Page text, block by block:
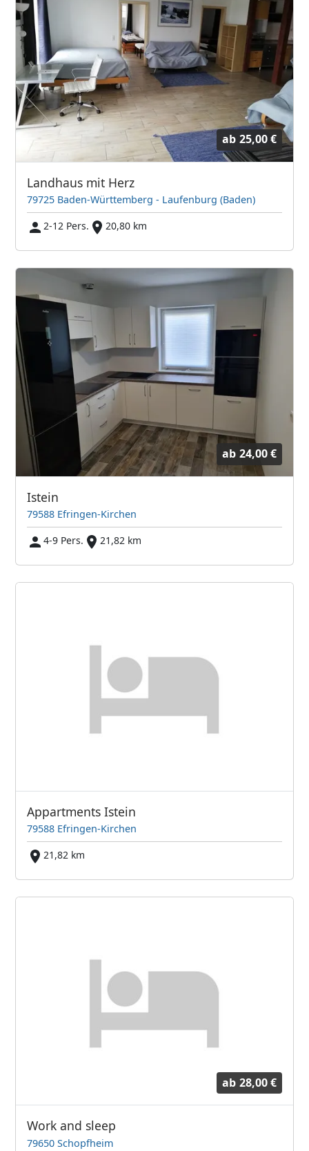
ab 25,00 €
Landhaus mit Herz
79725 Baden-Württemberg - Laufenburg (Baden)
2-12 Pers.
20,80 km
ab 24,00 €
Istein
79588 Efringen-Kirchen
4-9 Pers.
21,82 km
Appartments Istein
79588 Efringen-Kirchen
21,82 km
ab 28,00 €
Work and sleep
79650 Schopfheim